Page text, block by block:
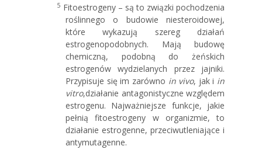
5 Fitoestrogeny – są to związki pochodzenia
roślinnego o budowie niesteroidowej,
które wykazują szereg działań
estrogenopodobnych. Mają budowę
chemiczną, podobną do żeńskich
estrogenów wydzielanych przez jajniki.
Przypisuje się im zarówno in vivo, jak i in
vitro,działanie antagonistyczne względem
estrogenu. Najważniejsze funkcje, jakie
pełnią fitoestrogeny w organizmie, to
działanie estrogenne, przeciwutleniające i
antymutagenne.